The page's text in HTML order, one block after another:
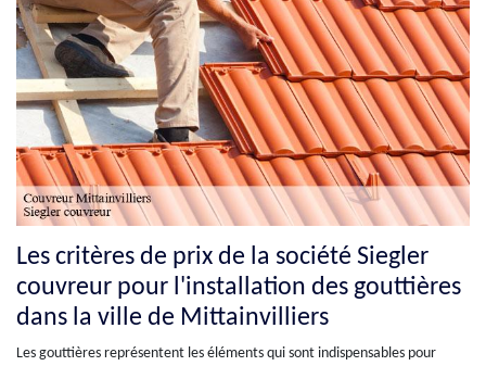
Les critères de prix de la société Siegler
couvreur pour l'installation des gouttières
dans la ville de Mittainvilliers
Les gouttières représentent les éléments qui sont indispensables pour